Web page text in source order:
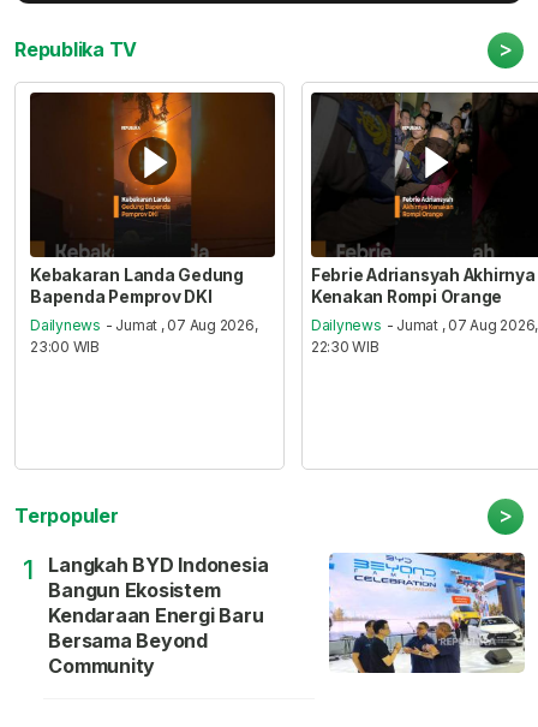
Republika TV >
Kebakaran Landa Gedung
Bapenda Pemprov DKI
Dailynews - Jumat , 07 Aug 2026,
23:00 WIB
Febrie Adriansyah Akhirnya
Kenakan Rompi Orange
Dailynews - Jumat , 07 Aug 2026,
22:30 WIB
Terpopuler >
1
Langkah BYD Indonesia
Bangun Ekosistem
Kendaraan Energi Baru
Bersama Beyond
Community